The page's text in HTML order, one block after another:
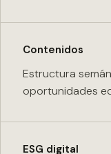
Contenidos
Estructura
oportunidades
ESG digital